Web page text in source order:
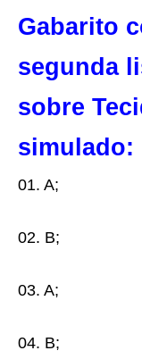
Gabarito
segunda
sobre
simulado:
01. A;
02. B;
03. A;
04. B;